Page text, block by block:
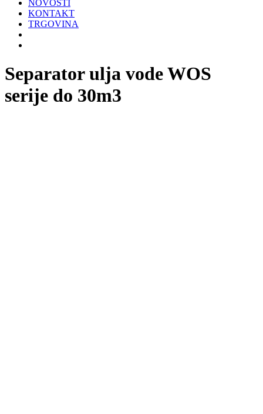
NOVOSTI
KONTAKT
TRGOVINA
Separator ulja vode WOS
serije do 30m3